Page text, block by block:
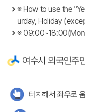
※ How to use the
urday, Holiday
※
여수시 외국인주
터치해서 좌우로